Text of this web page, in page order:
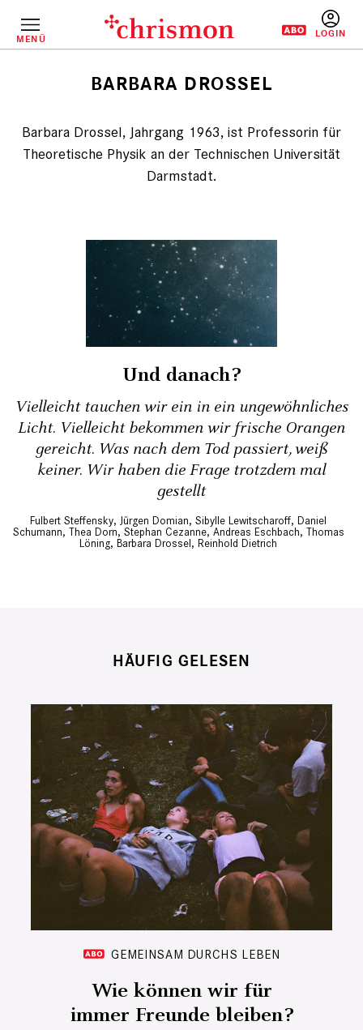
InhaltMENÜ
Pfadnavigation
BARBARA DROSSEL
Barbara Drossel, Jahrgang 1963, ist Professorin für
Theoretische Physik an der Technischen Universität
Darmstadt.
Und danach?
Vielleicht tauchen wir ein in ein ungewöhnliches
Licht. Vielleicht bekommen wir frische Orangen
gereicht. Was nach dem Tod passiert, weiß
keiner. Wir haben die Frage trotzdem mal
gestellt
Fulbert Steffensky, Jürgen Domian, Sibylle Lewitscharoff, Daniel
Schumann, Thea Dorn, Stephan Cezanne, Andreas Eschbach, Thomas
Löning, Barbara Drossel, Reinhold Dietrich
HÄUFIG GELESEN
GEMEINSAM DURCHS LEBEN
Wie können wir für
immer Freunde bleiben?